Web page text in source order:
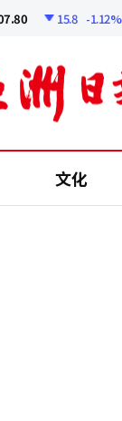
15.8 -1.12%
文化